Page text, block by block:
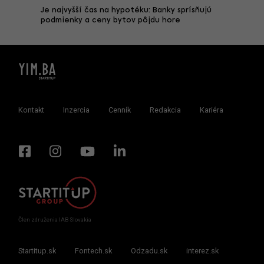
Je najvyšší čas na hypotéku: Banky sprísňujú
podmienky a ceny bytov pôjdu hore
Kontakt Inzercia Cenník Redakcia Kariéra
Člen združenia IAB Slovakia
Startitup.sk Fontech.sk Odzadu.sk interez.sk